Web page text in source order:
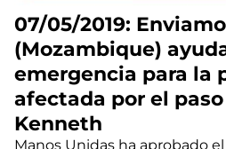
07/05/2019:
(Mozambique)
emergencia para la
afectada por el
Kenneth
Manos Unidas ha aprobado